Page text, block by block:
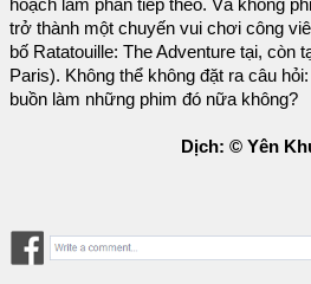
hoạch làm phần tiếp theo. Và không
trở thành một chuyến vui chơi công
bố Ratatouille: The Adventure tại, còn
Paris). Không thể không đặt ra câu
buồn làm những phim đó nữa không?
Dịch: © Yên